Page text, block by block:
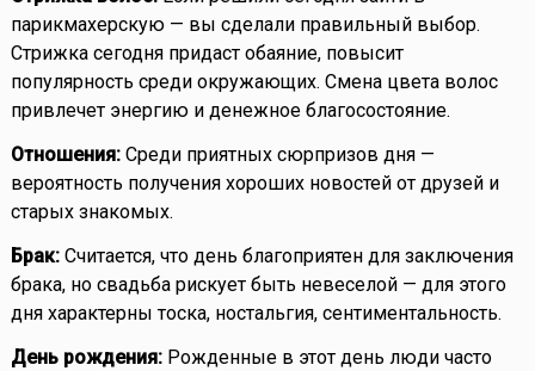
парикмахерскую — вы сделали правильный выбор.
Стрижка сегодня придаст обаяние, повысит
популярность среди окружающих. Смена цвета волос
привлечет энергию и денежное благосостояние.
Отношения:Среди приятных сюрпризов дня —
вероятность получения хороших новостей от друзей и
старых знакомых.
Брак:Считается, что день благоприятен для заключения
брака, но свадьба рискует быть невеселой — для этого
дня характерны тоска, ностальгия, сентиментальность.
День рождения:Рожденные в этот день люди часто